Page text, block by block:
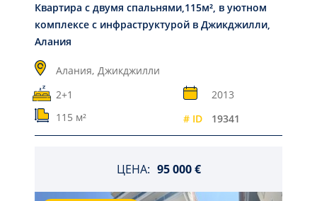
Квартира с двумя спальнями,115м², в уютном
комплексе с инфраструктурой в Джикджилли,
Алания
Алания, Джикджилли
2+1
2013
115 м²
# ID 19341
ЦЕНА: 95 000 €